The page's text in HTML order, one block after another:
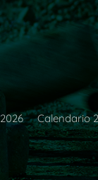
Calendario